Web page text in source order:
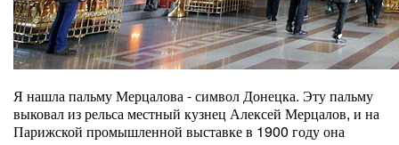
Я нашла пальму Мерцалова - символ Донецка. Эту пальму
выковал из рельса местный кузнец Алексей Мерцалов, и на
Парижской промышленной выставке в 1900 году она